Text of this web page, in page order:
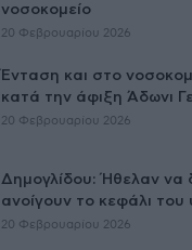
νοσοκομείο
20 Φεβρουαρίου 2026
Ένταση και στο
κατά την άφιξη Άδωνι
20 Φεβρουαρίου 2026
Δημογλίδου: Ήθελαν να
ανοίγουν το κεφάλι του
20 Φεβρουαρίου 2026